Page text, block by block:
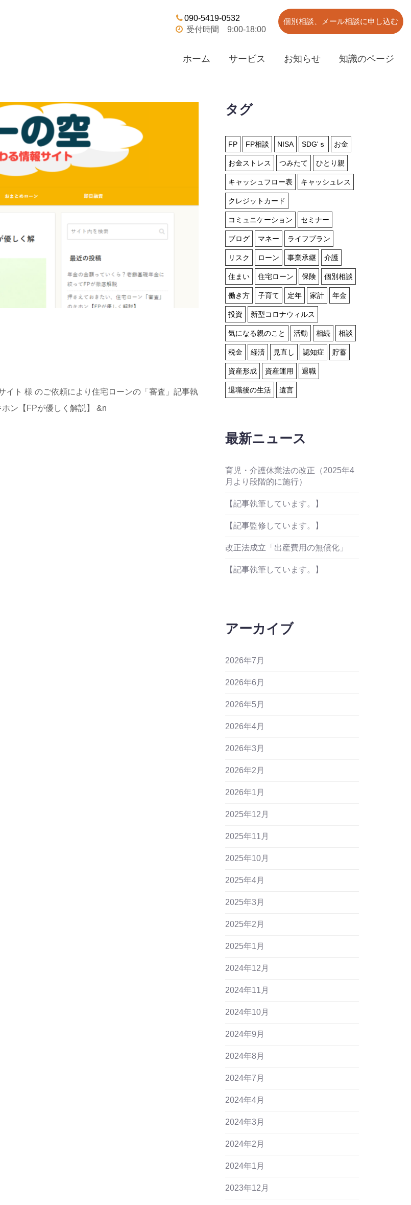
090-5419-0532
受付時間 9:00-18:00
ホーム サービス お知らせ 知識のページ
個別相談、メール相談に申し込む
イト 様 のご依頼により住宅ローンの「審査」記事執
ン【FPが優しく解説】 &n
タグ
FP FP相談 NISA SDG'ｓ お金
お金ストレス つみたて ひとり親
キャッシュフロー表 キャッシュレス
クレジットカード
コミュニケーション セミナー
ブログ マネー ライフプラン
リスク ローン 事業承継 介護
住まい 住宅ローン 保険 個別相談
働き方 子育て 定年 家計 年金
投資 新型コロナウィルス
気になる親のこと 活動 相続 相談
税金 経済 見直し 認知症 貯蓄
資産形成 資産運用 退職
退職後の生活 遺言
最新ニュース
育児・介護休業法の改正（2025年4
月より段階的に施行）
【記事執筆しています。】
【記事監修しています。】
改正法成立「出産費用の無償化」
【記事執筆しています。】
アーカイブ
2026年7月
2026年6月
2026年5月
2026年4月
2026年3月
2026年2月
2026年1月
2025年12月
2025年11月
2025年10月
2025年4月
2025年3月
2025年2月
2025年1月
2024年12月
2024年11月
2024年10月
2024年9月
2024年8月
2024年7月
2024年4月
2024年3月
2024年2月
2024年1月
2023年12月